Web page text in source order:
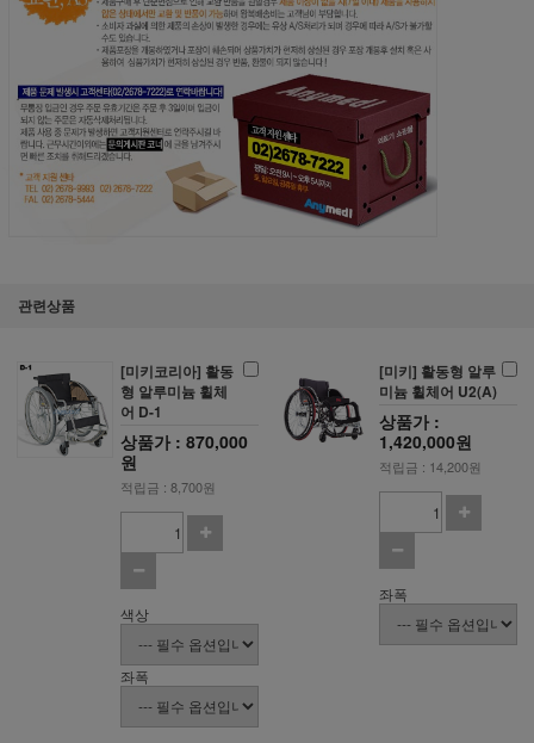
관련상품
[미키코리아] 활동
형 알루미늄 휠체
어 D-1
상품가 : 870,000
원
적립금 : 8,700원
색상
좌폭
[미키] 활동형 알루
미늄 휠체어 U2(A)
상품가 :
1,420,000원
적립금 : 14,200원
좌폭